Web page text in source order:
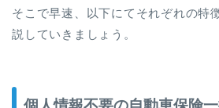
そこで早速、以下にてそれぞれの特
説していきましょう。